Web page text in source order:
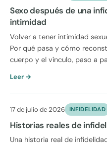
Sexo después de una
intimidad
Volver a tener intimidad
Por qué pasa y cómo
cuerpo y el vínculo, paso a
Leer →
17 de julio de 2026 INFIDELIDAD
Historias reales de
Una historia real de